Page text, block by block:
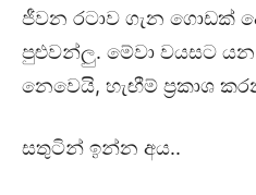
ජීවන රටාව ගැන ගොඩක්
පුළුවන්ලු. මේවා වයසට යන
නෙවෙයි, හැඟීම් ප්‍රකාශ
සතුටින් ඉන්න අය..